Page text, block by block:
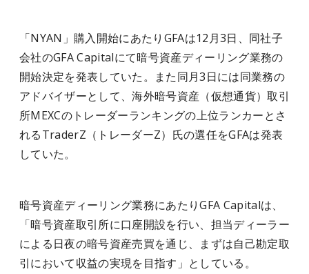
「NYAN」購入開始にあたりGFAは12月3日、同社子
会社のGFA Capitalにて暗号資産ディーリング業務の
開始決定を発表していた。また同月3日には同業務の
アドバイザーとして、海外暗号資産（仮想通貨）取引
所MEXCのトレーダーランキングの上位ランカーとさ
れるTraderZ（トレーダーZ）氏の選任をGFAは発表
していた。
暗号資産ディーリング業務にあたりGFA Capitalは、
「暗号資産取引所に口座開設を行い、担当ディーラー
による日夜の暗号資産売買を通じ、まずは自己勘定取
引において収益の実現を目指す」としている。